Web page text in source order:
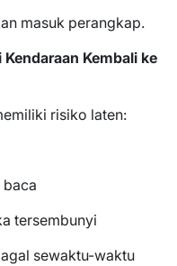
masuk perangkap.
Kembali ke
risiko laten:
baca
tersembunyi
sewaktu-waktu